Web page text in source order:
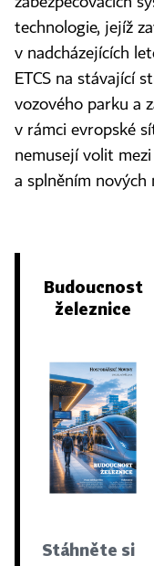
technologie, jejíž
v nadcházejících
ETCS na stávající
vozového parku a
v rámci evropské
nemusejí volit
a splněním nových
Budoucnost
železnice
Stáhněte si